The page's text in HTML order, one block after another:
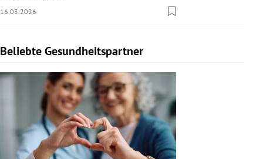
16.03.2026
Beliebte Gesundheitspartner
Slide 1 von 1